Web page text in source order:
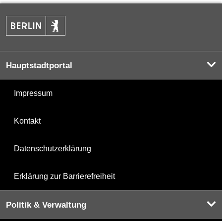
Hauptstadtportal
Impressum
Kontakt
Datenschutzerklärung
Erklärung zur Barrierefreiheit
Politik & Verwaltung